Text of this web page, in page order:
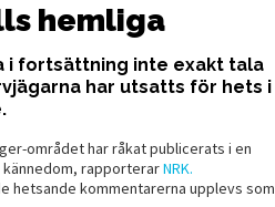
hemliga
i fortsättning inte exakt tala
har utsatts för hets i
området har råkat publicerats i en
rapporterarNRK.
hetsande kommentarerna upplevs som